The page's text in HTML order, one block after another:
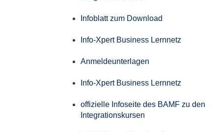
Infoblatt zum Download
Info-Xpert Business Lernnetz
Anmeldeunterlagen
Info-Xpert Business Lernnetz
offizielle Infoseite des BAMF zu den
Integrationskursen